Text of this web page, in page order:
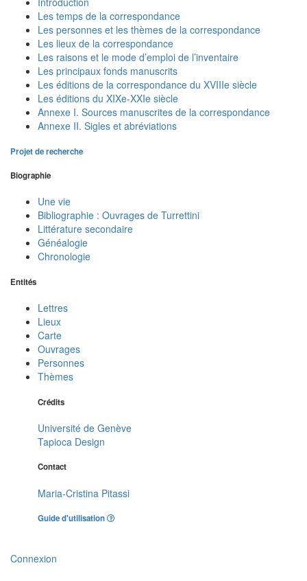
Les temps de la correspondance
Les personnes et les thèmes de la correspondance
Les lieux de la correspondance
Les raisons et le mode d’emploi de l’inventaire
Les principaux fonds manuscrits
Les éditions de la correspondance du XVIIIe siècle
Les éditions du XIXe-XXIe siècle
Annexe I. Sources manuscrites de la correspondance
Annexe II. Sigles et abréviations
Projet de recherche
Biographie
Une vie
Bibliographie : Ouvrages de Turrettini
Littérature secondaire
Généalogie
Chronologie
Entités
Lettres
Lieux
Carte
Ouvrages
Personnes
Thèmes
Crédits
Université de Genève
Tapioca Design
Contact
Maria-Cristina Pitassi
Guide d'utilisation
Connexion